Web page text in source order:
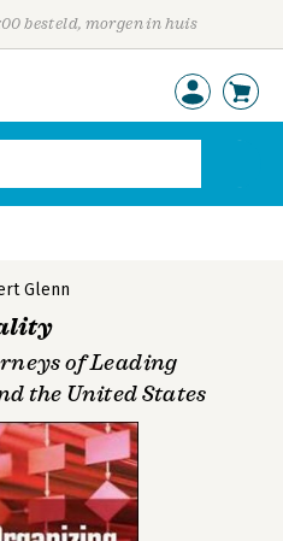
besteld, morgen in huis
Glenn
of Leading
the United States